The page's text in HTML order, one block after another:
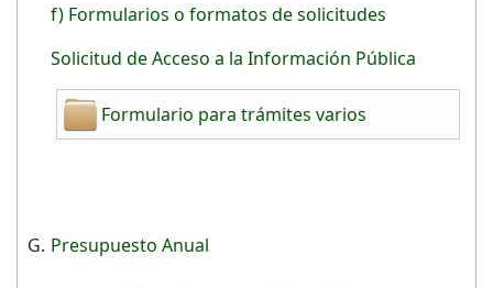
f) Formularios o formatos de solicitudes
Solicitud de Acceso a la Información Pública
Formulario para trámites varios
G. Presupuesto Anual